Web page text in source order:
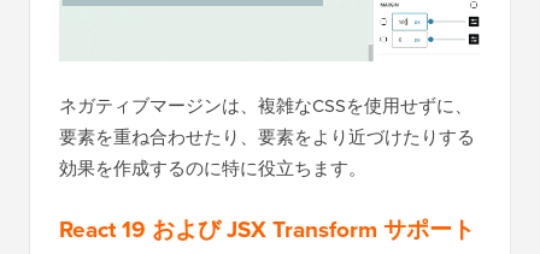
ネガティブマージンは、複雑なCSSを使用せずに、
要素を重ね合わせたり、要素をより近づけたりする
効果を作成するのに特に役立ちます。
React 19 および JSX Transform サポート